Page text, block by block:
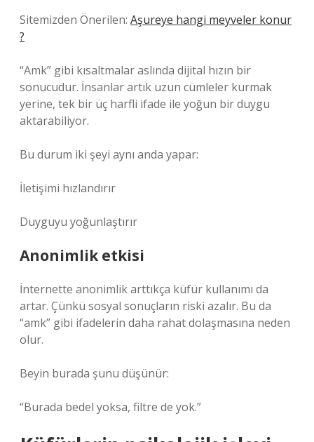
Sitemizden Önerilen: Aşureye hangi meyveler konur
?
“Amk” gibi kısaltmalar aslında dijital hızın bir
sonucudur. İnsanlar artık uzun cümleler kurmak
yerine, tek bir üç harfli ifade ile yoğun bir duygu
aktarabiliyor.
Bu durum iki şeyi aynı anda yapar:
İletişimi hızlandırır
Duyguyu yoğunlaştırır
Anonimlik etkisi
İnternette anonimlik arttıkça küfür kullanımı da
artar. Çünkü sosyal sonuçların riski azalır. Bu da
“amk” gibi ifadelerin daha rahat dolaşmasına neden
olur.
Beyin burada şunu düşünür:
“Burada bedel yoksa, filtre de yok.”